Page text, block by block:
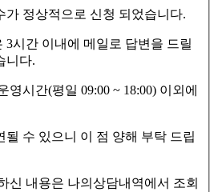
가 정상적으로 신청 되었습니다.
3시간 이내에 메일로 답변을 드릴
니다.
영시간(평일 09:00 ~ 18:00) 이외에
될 수 있으니 이 점 양해 부탁 드립
신 내용은 나의상담내역에서 조회